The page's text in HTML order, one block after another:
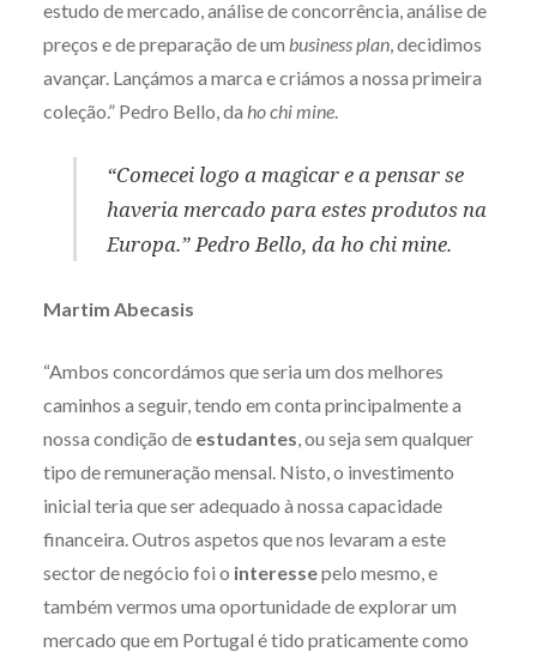
estudo de mercado, análise de concorrência, análise de
preços e de preparação de um business plan, decidimos
avançar. Lançámos a marca e criámos a nossa primeira
coleção.” Pedro Bello, da ho chi mine.
“Comecei logo a magicar e a pensar se
haveria mercado para estes produtos na
Europa.” Pedro Bello, daho chi mine.
Martim Abecasis
“Ambos concordámos que seria um dos melhores
caminhos a seguir, tendo em conta principalmente a
nossa condição de estudantes , ou seja sem qualquer
tipo de remuneração mensal. Nisto, o investimento
inicial teria que ser adequado à nossa capacidade
financeira. Outros aspetos que nos levaram a este
sector de negócio foi o interessepelo mesmo, e
também vermos uma oportunidade de explorar um
mercado que em Portugal é tido praticamente como